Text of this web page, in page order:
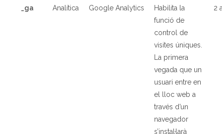
_ga Analítica Google Analytics
Habilita la
funció de
control de
visites úniques.
La primera
vegada que un
usuari entre en
el lloc web a
través d’un
navegador
s’instal·larà
2